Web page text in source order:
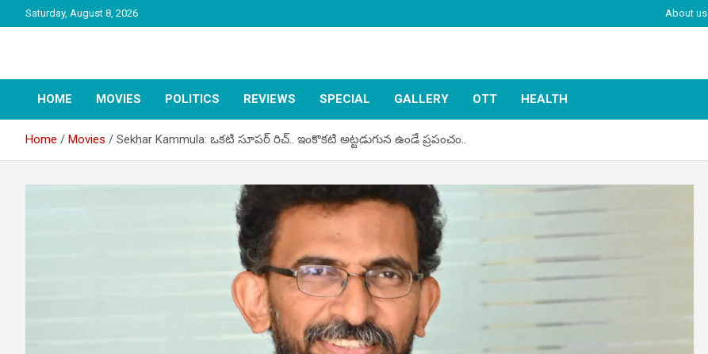
to
Saturday, August 8, 2026 About us
Tag Telugu
HOME MOVIES POLITICS REVIEWS SPECIAL GALLERY OTT HEALTH
Home Movies Sekhar Kammula: ఒకటి సూపర్ రిచ్.. ఇంకొకటి అట్టడుగున ఉండే ప్రపంచం..